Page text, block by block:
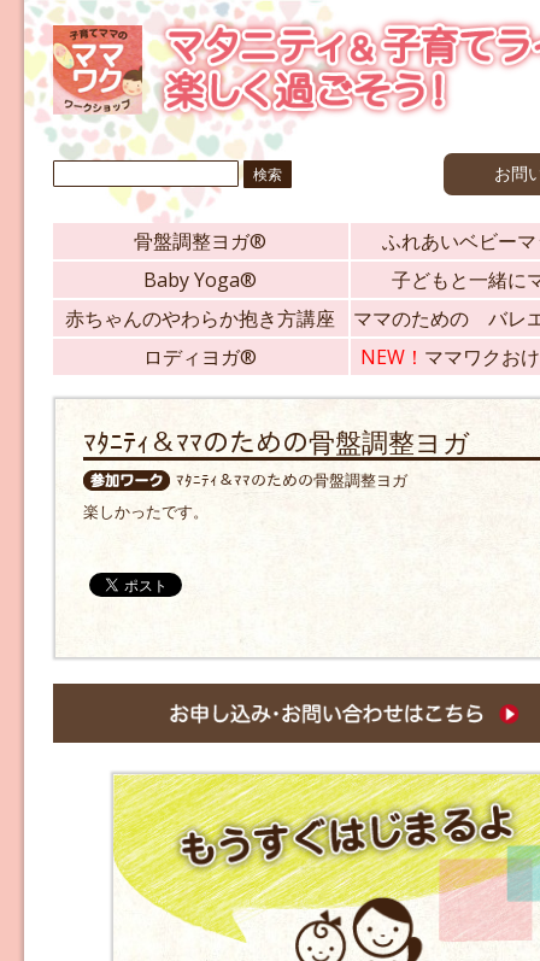
検
索: お問
骨盤調整ヨガ®
ふれあいベビー
Baby Yoga®
子どもと一緒に
赤ちゃんのやわらか抱き方講座
ママのための バレ
ロディヨガ®
NEW！ ママワクお
ﾏﾀﾆﾃｨ＆ﾏﾏのための骨盤調整ヨガ
ﾏﾀﾆﾃｨ＆ﾏﾏのための骨盤調整ヨガ
楽しかったです。